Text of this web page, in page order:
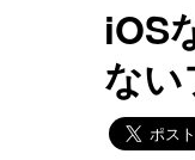
iOS
ない